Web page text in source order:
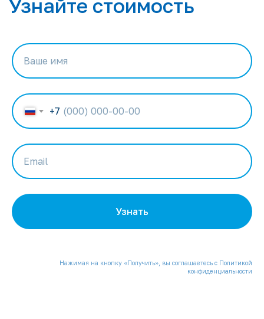
Ваше имя
+7
Email
Узнать
Нажимая на кнопку «Получить», вы соглашаетесь с Политикой
конфиденциальности